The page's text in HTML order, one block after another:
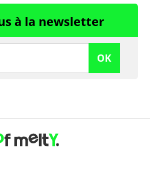
à la newsletter
OK